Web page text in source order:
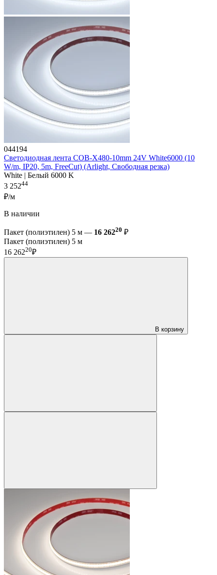
044194
Светодиодная лента COB-X480-10mm 24V White6000 (10
W/m, IP20, 5m, FreeCut) (Arlight, Свободная резка)
White | Белый 6000 K
3 25244
₽/м
В наличии
Пакет (полиэтилен) 5 м — 16 26220 ₽
Пакет (полиэтилен) 5 м
16 26220₽
В корзину